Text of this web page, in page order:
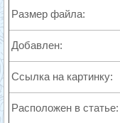
Размер файла:
Добавлен:
Ссылка на картинку:
Расположен в статье: